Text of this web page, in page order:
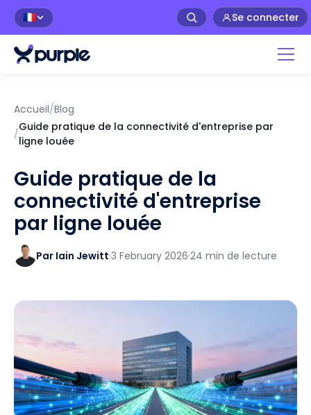
🇫🇷 Se connecter
Accueil/Blog
/
Guide pratique de la connectivité d'entreprise par
ligne louée
Guide pratique de la
connectivité d'entreprise
par ligne louée
Par Iain Jewitt·3 February 2026·24 min de lecture